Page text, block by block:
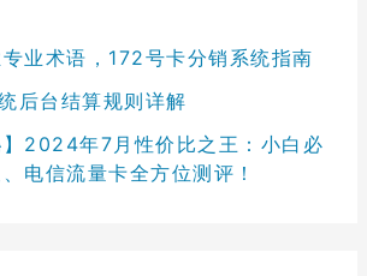
业术语，172号卡分销系统指南
后台结算规则详解
】2024年7月性价比之王：小白必
电信流量卡全方位测评！